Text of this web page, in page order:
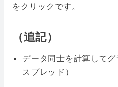
をクリックです。
（追記）
データ同士を計算して
スプレッド）